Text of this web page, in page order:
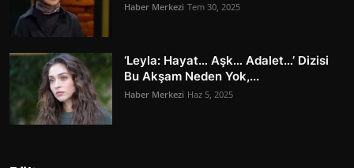
Haber Merkezi Tem 30, 2025
‘Leyla: Hayat… Aşk… Adalet…’ Dizisi
Bu Akşam Neden Yok,...
Haber Merkezi Haz 5, 2025